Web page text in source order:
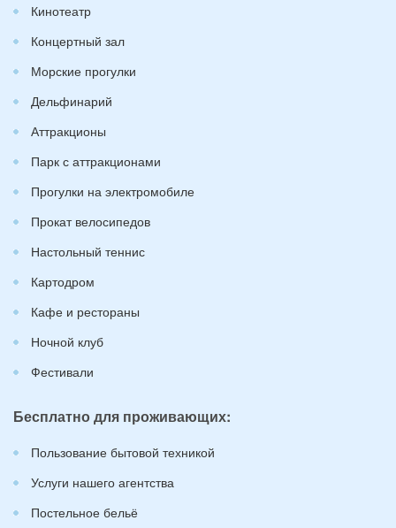
Кинотеатр
Концертный зал
Морские прогулки
Дельфинарий
Аттракционы
Парк с аттракционами
Прогулки на электромобиле
Прокат велосипедов
Настольный теннис
Картодром
Кафе и рестораны
Ночной клуб
Фестивали
Бесплатно для проживающих:
Пользование бытовой техникой
Услуги нашего агентства
Постельное бельё